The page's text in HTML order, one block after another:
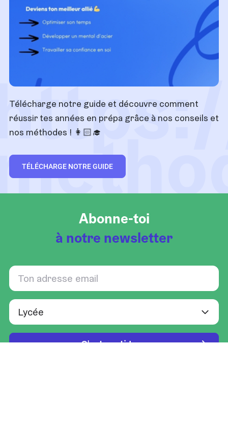
Télécharge notre guide et découvre comment
réussir tes années en prépa grâce à nos conseils et
nos méthodes ! 👩🏻‍🎓
TÉLÉCHARGE NOTRE GUIDE
Abonne-toi
à notre newsletter